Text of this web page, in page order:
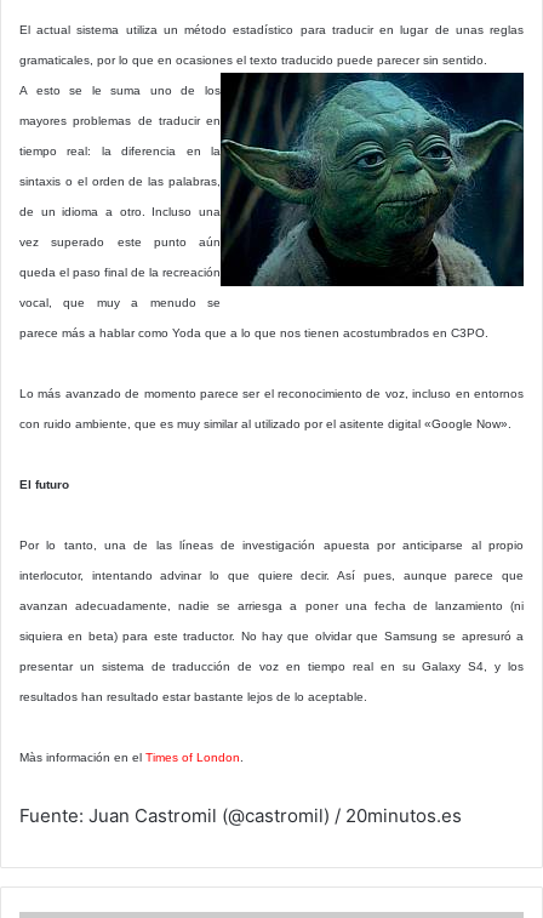
El actual sistema utiliza un método estadístico para traducir en lugar de unas reglas
gramaticales, por lo que en ocasiones el texto traducido puede parecer sin sentido.
A esto se le suma uno de los
mayores problemas de traducir en
tiempo real: la diferencia en la
sintaxis o el orden de las palabras,
de un idioma a otro. Incluso una
vez superado este punto aún
queda el paso final de la recreación
vocal, que muy a menudo se
parece más a hablar como Yoda que a lo que nos tienen acostumbrados en C3PO.
Lo más avanzado de momento parece ser el reconocimiento de voz, incluso en entornos
con ruido ambiente, que es muy similar al utilizado por el asitente digital «Google Now».
El futuro
Por lo tanto, una de las líneas de investigación apuesta por anticiparse al propio
interlocutor, intentando advinar lo que quiere decir. Así pues, aunque parece que
avanzan adecuadamente, nadie se arriesga a poner una fecha de lanzamiento (ni
siquiera en beta) para este traductor. No hay que olvidar que Samsung se apresuró a
presentar un sistema de traducción de voz en tiempo real en su Galaxy S4, y los
resultados han resultado estar bastante lejos de lo aceptable.
Màs información en el Times of London
Fuente: Juan Castromil (@castromil) / 20minutos.es